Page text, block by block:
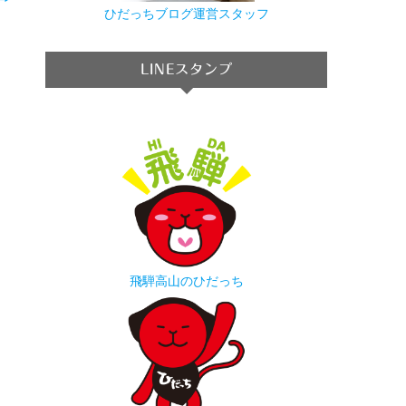
ひだっちブログ運営スタッフ
LINEスタンプ
飛騨高山のひだっち